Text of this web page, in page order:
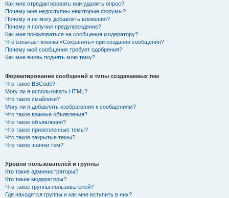
Как мне отредактировать или удалить опрос?
Почему мне недоступны некоторые форумы?
Почему я не могу добавлять вложения?
Почему я получил предупреждение?
Как мне пожаловаться на сообщения модератору?
Что означает кнопка «Сохранить» при создании сообщения?
Почему моё сообщение требует одобрения?
Как мне вновь поднять мою тему?
Форматирование сообщений и типы создаваемых тем
Что такое BBCode?
Могу ли я использовать HTML?
Что такое смайлики?
Могу ли я добавлять изображения к сообщениям?
Что такое важные объявления?
Что такое объявления?
Что такое прилепленные темы?
Что такое закрытые темы?
Что такое значки тем?
Уровни пользователей и группы
Кто такие администраторы?
Кто такие модераторы?
Что такое группы пользователей?
Где находятся группы и как мне вступить в них?